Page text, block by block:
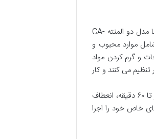
تنوع در آشپزی نیازمند انعطاف پذیری در دستگاه های پخت و پز است. سرخ کن بدون روغن سوپر کاسا مدل دو المنته CA-
شامل موارد محبوب و
و گرم کردن مواد
می کنند و کار
علاوه بر برنامه های از پیش تعیین شده، قابلیت تنظیم دستی دما از ۵۰ تا ۲۰۰ درجه سانتی گراد و تایمر تا ۶۰ دقیقه، انعطاف
خاص خود را اجرا